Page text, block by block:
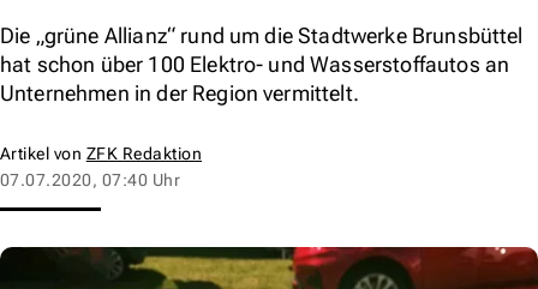
Die „grüne Allianz“ rund um die Stadtwerke Brunsbüttel
hat schon über 100 Elektro- und Wasserstoffautos an
Unternehmen in der Region vermittelt.
Artikel von ZFK Redaktion
07.07.2020, 07:40 Uhr